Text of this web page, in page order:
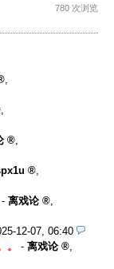
780 次浏览
- 离戏论
12-07, 06:40
- 离戏论